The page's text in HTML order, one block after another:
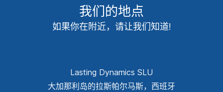
我们的地点
如果你在附近，请让我们知道!
Lasting Dynamics SLU
大加那利岛的拉斯帕尔马斯，西班牙